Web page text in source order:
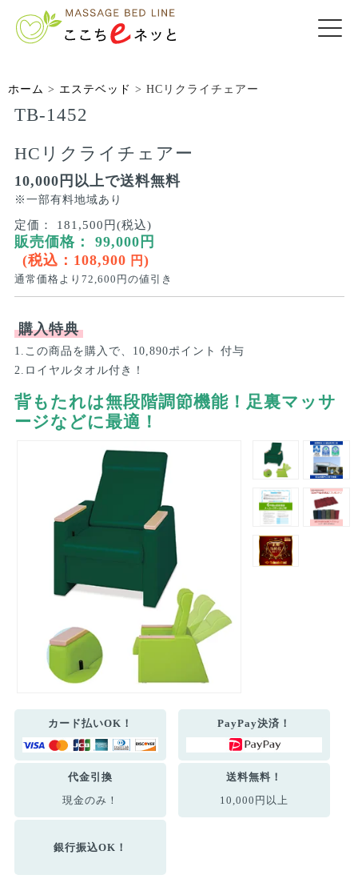
ホーム > エステベッド > HCリクライチェアー
TB-1452
HCリクライチェアー
10,000円以上で送料無料
※一部有料地域あり
定価：
181,500円(税込)
販売価格： 99,000 円
(税込： 108,900 円 )
通常価格より 72,600 円の値引き
購入特典
1.この商品を購入で、10,890ポイント 付与
2.ロイヤルタオル付き！
背もたれは無段階調節機能！足裏マッサ
ージなどに最適！
カード払いOK！ PayPay決済！
代金引換
現金のみ！
送料無料！
10,000円以上
銀行振込OK！